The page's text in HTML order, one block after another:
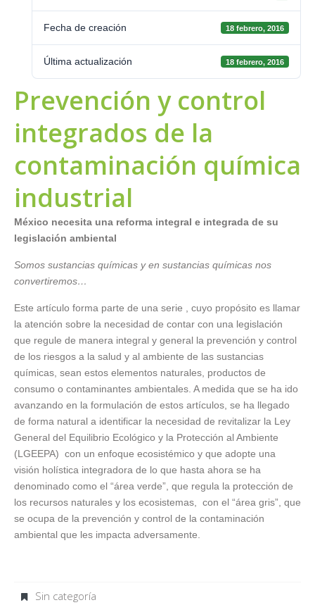
Fecha de creación 18 febrero, 2016
Última actualización 18 febrero, 2016
Prevención y control
integrados de la
contaminación química
industrial
México necesita una reforma integral e integrada de su
legislación ambiental
Somos sustancias químicas y en sustancias químicas nos
convertiremos…
Este artículo forma parte de una serie , cuyo propósito es llamar
la atención sobre la necesidad de contar con una legislación
que regule de manera integral y general la prevención y control
de los riesgos a la salud y al ambiente de las sustancias
químicas, sean estos elementos naturales, productos de
consumo o contaminantes ambientales. A medida que se ha ido
avanzando en la formulación de estos artículos, se ha llegado
de forma natural a identificar la necesidad de revitalizar la Ley
General del Equilibrio Ecológico y la Protección al Ambiente
(LGEEPA) con un enfoque ecosistémico y que adopte una
visión holística integradora de lo que hasta ahora se ha
denominado como el “área verde”, que regula la protección de
los recursos naturales y los ecosistemas, con el “área gris”, que
se ocupa de la prevención y control de la contaminación
ambiental que les impacta adversamente.
Sin categoría